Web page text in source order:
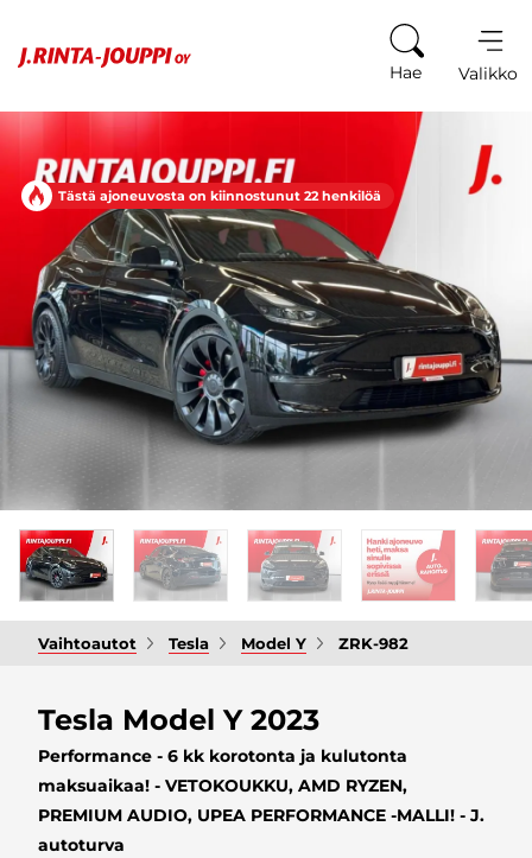
Hae Valikko
Tästä ajoneuvosta on kiinnostunut 22 henkilöä
Vaihtoautot Tesla Model Y ZRK-982
Tesla Model Y 2023
Performance - 6 kk korotonta ja kulutonta
maksuaikaa! - VETOKOUKKU, AMD RYZEN,
PREMIUM AUDIO, UPEA PERFORMANCE -MALLI! - J.
autoturva